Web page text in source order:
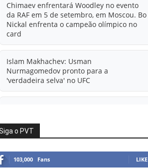
Chimaev enfrentará Woodley no evento
da RAF em 5 de setembro, em Moscou. Bo
Nickal enfrenta o campeão olímpico no
card
Islam Makhachev: Usman
Nurmagomedov pronto para a
'verdadeira selva' no UFC
informações sobre possível mudança
para o UFC após novas negociações.
Islam Makhachev: Há concorrentes
o PVT
103,000 Fans LIKE